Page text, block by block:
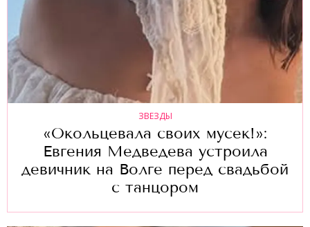
ЗВЕЗДЫ
«Окольцевала своих мусек!»:
Евгения Медведева устроила
девичник на Волге перед свадьбой
с танцором